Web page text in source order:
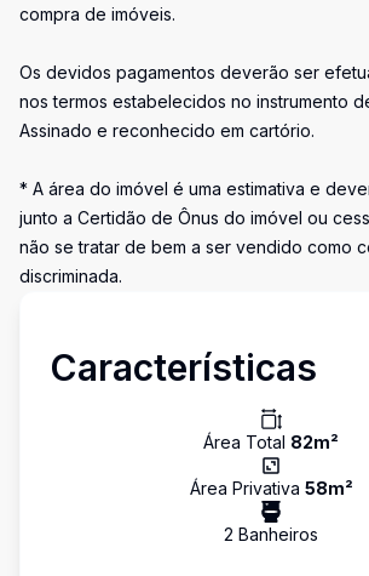
compra de imóveis.
Os devidos pagamentos deverão ser
nos termos estabelecidos no instrumento
Assinado e reconhecido em cartório.
* A área do imóvel é uma estimativa e
junto a Certidão de Ônus do imóvel ou
não se tratar de bem a ser vendido como
discriminada.
Características
Área Total 82m²
Área Privativa 58m²
2 Banheiros